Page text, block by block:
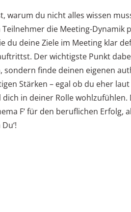
warum du nicht alles wissen
die Meeting-Dynamik
du deine Ziele im Meeting klar
Der wichtigste Punkt
sondern finde deinen eigenen
Stärken – egal ob du eher
dich in deiner Rolle
F‘ für den beruflichen Erfolg,